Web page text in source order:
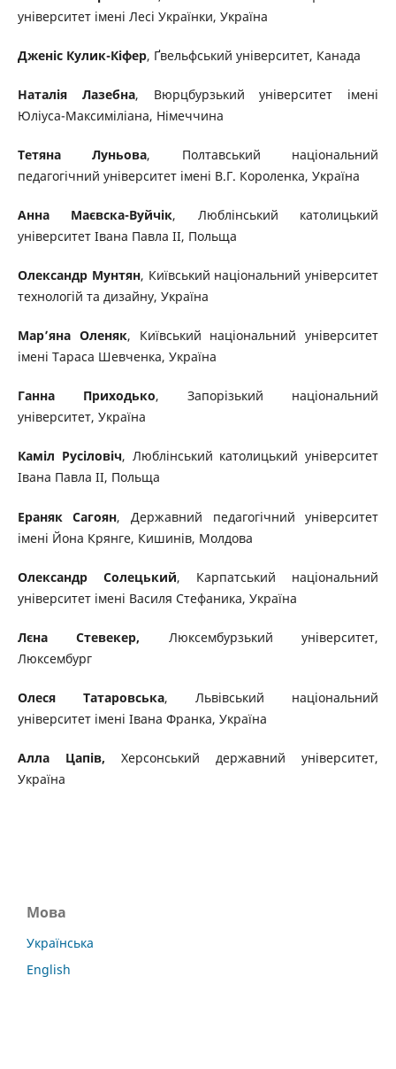
університет імені Лесі Українки, Україна
Дженіс Кулик-Кіфер, Ґвельфський університет, Канада
Наталія Лазебна, Вюрцбурзький університет імені
Юліуса-Максиміліана, Німеччина
Тетяна Луньова, Полтавський національний
педагогічний університет імені В.Г. Короленка, Україна
Анна Маєвска-Вуйчік, Люблінський католицький
університет Івана Павла ІІ, Польща
Олександр Мунтян, Київський національний університет
технологій та дизайну, Україна
Мар’яна Оленяк, Київський національний університет
імені Тараса Шевченка, Україна
Ганна Приходько, Запорізький національний
університет, Україна
Каміл Русіловіч, Люблінський католицький університет
Івана Павла ІІ, Польща
Ераняк Сагоян, Державний педагогічний університет
імені Йона Крянге, Кишинів, Молдова
Олександр Солецький, Карпатський національний
університет імені Василя Стефаника, Україна
Лєна Стевекер, Люксембурзький університет,
Люксембург
Олеся Татаровська, Львівський національний
університет імені Івана Франка, Україна
Алла Цапів, Херсонський державний університет,
Україна
Мова
Українська
English